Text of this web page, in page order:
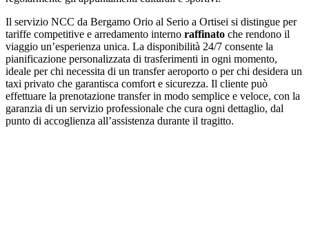
Il servizio NCC da Bergamo Orio al Serio a Ortisei si distingue per
tariffe competitive e arredamento interno raffinato che rendono il
viaggio un’esperienza unica. La disponibilità 24/7 consente la
pianificazione personalizzata di trasferimenti in ogni momento,
ideale per chi necessita di un transfer aeroporto o per chi desidera un
taxi privato che garantisca comfort e sicurezza. Il cliente può
effettuare la prenotazione transfer in modo semplice e veloce, con la
garanzia di un servizio professionale che cura ogni dettaglio, dal
punto di accoglienza all’assistenza durante il tragitto.